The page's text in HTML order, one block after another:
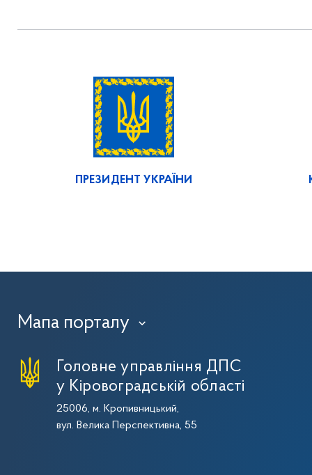
ПРЕЗИДЕНТ УКРАЇНИ
Мапа порталу ›
Головне управління ДПС
у Кіровоградській області
25006, м. Кропивницький,
вул. Велика Перспективна, 55